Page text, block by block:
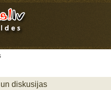
diskusijas